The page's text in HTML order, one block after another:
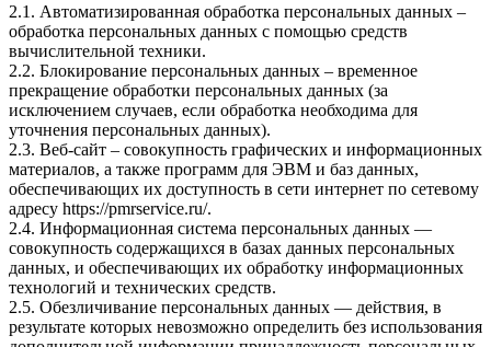
2.1. Автоматизированная обработка персональных данных –
обработка персональных данных с помощью средств
вычислительной техники.
2.2. Блокирование персональных данных – временное
прекращение обработки персональных данных (за
исключением случаев, если обработка необходима для
уточнения персональных данных).
2.3. Веб-сайт – совокупность графических и информационных
материалов, а также программ для ЭВМ и баз данных,
обеспечивающих их доступность в сети интернет по сетевому
адресу https://pmrservice.ru/.
2.4. Информационная система персональных данных —
совокупность содержащихся в базах данных персональных
данных, и обеспечивающих их обработку информационных
технологий и технических средств.
2.5. Обезличивание персональных данных — действия, в
результате которых невозможно определить без использования